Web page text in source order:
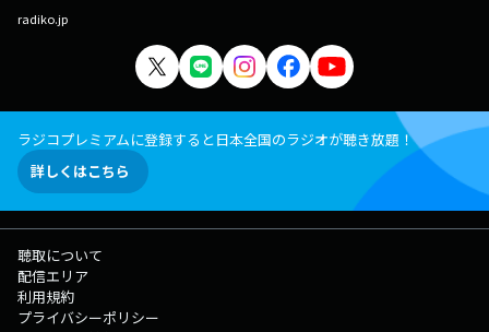
radiko.jp
ラジコプレミアムに登録すると日本全国のラジオが聴き放題！
詳しくはこちら
聴取について
配信エリア
利用規約
プライバシーポリシー